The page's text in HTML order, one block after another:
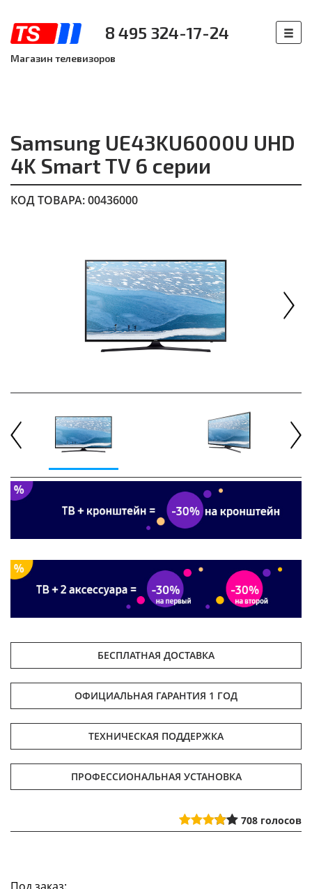
8 495 324-17-24
Магазин телевизоров
Samsung UE43KU6000U UHD
4K Smart TV 6 серии
КОД ТОВАРА: 00436000
БЕСПЛАТНАЯ ДОСТАВКА
ОФИЦИАЛЬНАЯ ГАРАНТИЯ 1 ГОД
ТЕХНИЧЕСКАЯ ПОДДЕРЖКА
ПРОФЕССИОНАЛЬНАЯ УСТАНОВКА
708 голосов